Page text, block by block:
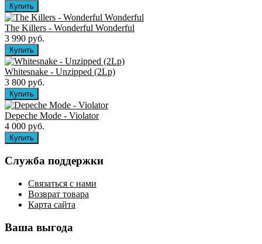
The Killers ‎- Wonderful Wonderful
3 990 руб.
Whitesnake - Unzipped (2Lp)
3 800 руб.
Depeche Mode - Violator
4 000 руб.
Служба поддержки
Связаться с нами
Возврат товара
Карта сайта
Ваша выгода